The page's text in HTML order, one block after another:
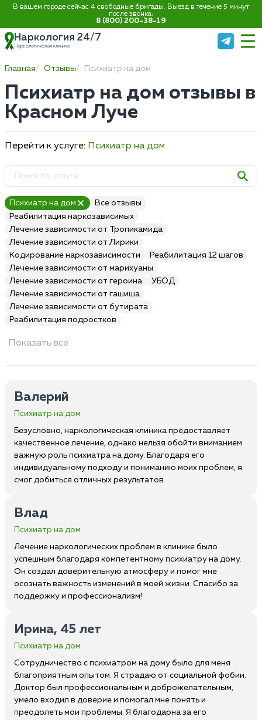
В вашем городе сейчас 4 свободные бригады. Выезд в течение 5 минут
после звонка:
8 (800) 200-38-19
Наркология 24/7
Наркологическая клиника
Главная Отзывы Психиатр на дом
Психиатр на дом отзывы в
Красном Луче
Перейти к услуге: Психиатр на дом
Психиатр на дом
Все отзывы
Реабилитация наркозависимых
Лечение зависимости от Тропикамида
Лечение зависимости от Лирики
Кодирование наркозависимости
Реабилитация 12 шагов
Лечение зависимости от марихуаны
Лечение зависимости от героина
УБОД
Лечение зависимости от гашиша
Лечение зависимости от бутирата
Реабилитация подростков
Показать все
Валерий
Психиатр на дом
Безусловно, наркологическая клиника предоставляет
качественное лечение, однако нельзя обойти вниманием
важную роль психиатра на дому. Благодаря его
индивидуальному подходу и пониманию моих проблем, я
смог добиться отличных результатов.
Влад
Психиатр на дом
Лечение наркологических проблем в клинике было
успешным благодаря компетентному психиатру на дому.
Он создал доверительную атмосферу и помог мне
осознать важность изменений в моей жизни. Спасибо за
поддержку и профессионализм!
Ирина, 45 лет
Психиатр на дом
Сотрудничество с психиатром на дому было для меня
благоприятным опытом. Я страдаю от социальной фобии.
Доктор был профессиональным и доброжелательным,
умело входил в доверие и помогал мне понять и
преодолеть мои проблемы. Я благодарна за его